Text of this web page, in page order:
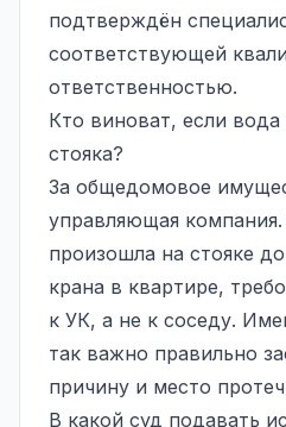
подтверждён
соответствующей
ответственностью.
Кто виноват, если
стояка?
За общедомовое
управляющая компания.
произошла на стояке
крана в квартире,
к УК, а не к соседу.
так важно правильно
причину и место
В какой суд подавать